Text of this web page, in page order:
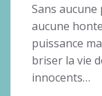
Sans
aucune
puissance
briser la vie
innocents…